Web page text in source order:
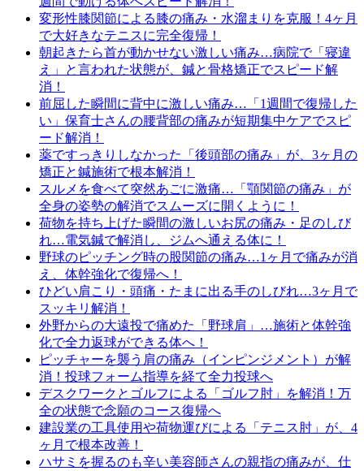
変形性膝関節による膝の痛み・水溜まりを克服！4ヶ月
で大好きなテニスに完全復帰！
朝起きたら首が動かせない激しい痛み…病院で「寝違
え」と言われた状態が、鍼と骨格矯正でスピード解
消！
前屈した瞬間に背中に激しい痛み…「1週間で復帰した
い」保育士さんの腰背部の痛みが短期集中ケアでスピ
ード解消！
薬ですっきりしなかった「後頭部の痛み」が、3ヶ月の
矯正と鍼施術で根本解消！
スルメを食べて突然あごに激痛…「顎関節の痛み」が
全身の姿勢の解消でスムーズに開くように！
荷物を持ち上げた瞬間の激しいお尻の痛み・足のしび
れ…電気鍼で解消し、ジムへ通える体に！
野球のピッチング時の股関節の痛み…1ヶ月で痛みが消
え、体幹強化で復帰へ！
ひどい肩こり・頭痛・たまに出る手のしびれ…3ヶ月で
スッキリ解消！
外野からの大遠投で痛めた「野球肩」…施術と体幹強
化で全力返球ができる体へ！
ピッチャーを襲う肩の痛み（インピンジメント）が解
消！投球フォーム指導を経て全力投球へ
デスクワークとゴルフによる「ゴルフ肘」を解消！万
全の状態で念願のコース復帰へ
建設業の工具使用や荷物運びによる「テニス肘」が、4
ヶ月で根本改善！
ハサミを握るのも辛い美容師さんの親指の痛みが、仕